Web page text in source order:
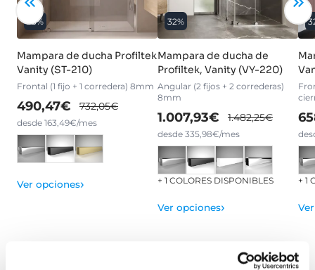
33%
Mampara de ducha Profiltek
Vanity (ST-210)
Frontal (1 fijo + 1 corredera) 8mm
490,47€ 732,05€
desde 163,49€/mes
Ver opciones›
32%
Mampara de ducha de
Profiltek, Vanity (VY-220)
Angular (2 fijos + 2 correderas)
8mm
1.007,93€ 1.482,25€
desde 335,98€/mes
+ 1 COLORES DISPONIBLES
Ver opciones›
+ 1